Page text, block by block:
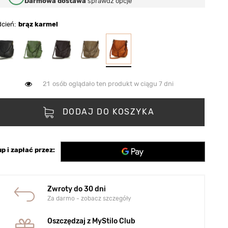
brąz karmel
21 osób oglądało ten produkt w ciągu 7 dni
DODAJ DO KOSZYKA
i zapłać przez:
Zwroty do 30 dni
Za darmo - zobacz szczegóły
Oszczędzaj z MyStilo Club